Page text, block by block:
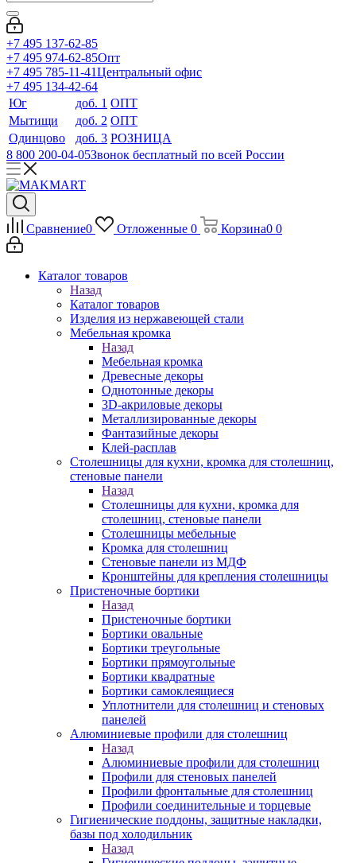
+7 495 137-62-85
+7 495 974-62-85Опт
+7 495 785-11-41Центральный офис
+7 495 134-42-64
Юг
доб. 1 ОПТ
Мытищи
доб. 2 ОПТ
Одинцово
доб. 3 РОЗНИЦА
8 800 200-04-05Звонок бесплатный по всей России
Сравнение0 Отложенные 0 Корзина0 0
Каталог товаров
Назад
Каталог товаров
Изделия из нержавеющей стали
Мебельная кромка
Назад
Мебельная кромка
Древесные декоры
Однотонные декоры
3D-акриловые декоры
Металлизированные декоры
Фантазийные декоры
Клей-расплав
Столешницы для кухни, кромка для столешниц,
стеновые панели
Назад
Столешницы для кухни, кромка для
столешниц, стеновые панели
Столешницы мебельные
Кромка для столешниц
Стеновые панели из МДФ
Кронштейны для крепления столешницы
Пристеночные бортики
Назад
Пристеночные бортики
Бортики овальные
Бортики треугольные
Бортики прямоугольные
Бортики квадратные
Бортики самоклеящиеся
Уплотнители для столешниц и стеновых
панелей
Алюминиевые профили для столешниц
Назад
Алюминиевые профили для столешниц
Профили для стеновых панелей
Профили фронтальные для столешниц
Профили соединительные и торцевые
Гигиенические поддоны, защитные накладки,
базы под холодильник
Назад